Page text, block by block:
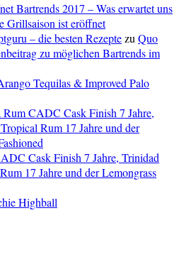
Bartrends 2017 – Was erwartet uns
Grillsaison ist eröffnet
– die besten RezeptezuQuo
zu möglichen Bartrends im
Tequilas & Improved Palo
Rum CADC Cask Finish 7 Jahre,
Rum 17 Jahre und der
Cask Finish 7 Jahre, Trinidad
17 Jahre und der Lemongrass
Highball